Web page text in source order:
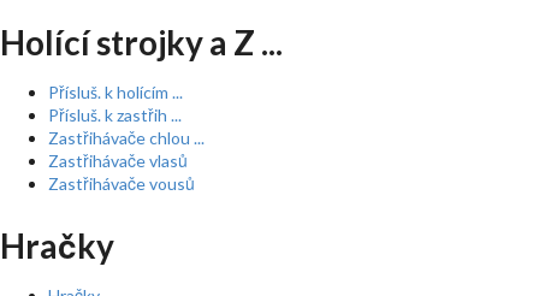
Holící strojky a Z ...
Přísluš. k holícím ...
Přísluš. k zastřih ...
Zastřihávače chlou ...
Zastřihávače vlasů
Zastřihávače vousů
Hračky